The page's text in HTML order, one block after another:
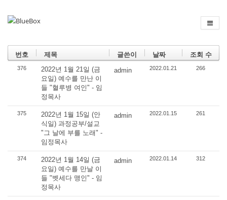
번호 제목 글쓴이 날짜 조회 수
376
2022년 1월 21일 (금
요일) 예수를 만난 이
들 "혈루병 여인" - 임
정목사
admin 2022.01.21 266
375
2022년 1월 15일 (안
식일) 과정공부/설교
"그 날에 부를 노래" -
임정목사
admin 2022.01.15 261
374
2022년 1월 14일 (금
요일) 예수를 만날 이
들 "벳세다 맹인" - 임
정목사
admin 2022.01.14 312